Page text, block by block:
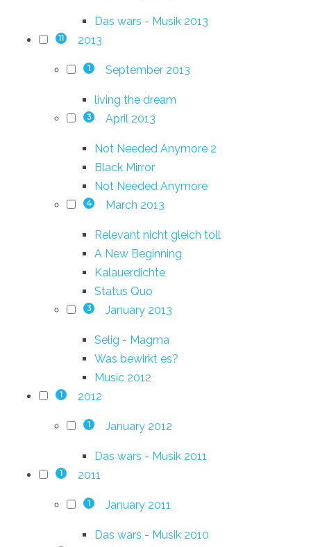
Das wars - Musik 2013
11 2013
1 September 2013
living the dream
3 April 2013
Not Needed Anymore 2
Black Mirror
Not Needed Anymore
4 March 2013
Relevant nicht gleich toll
A New Beginning
Kalauerdichte
Status Quo
3 January 2013
Selig - Magma
Was bewirkt es?
Music 2012
1 2012
1 January 2012
Das wars - Musik 2011
1 2011
1 January 2011
Das wars - Musik 2010